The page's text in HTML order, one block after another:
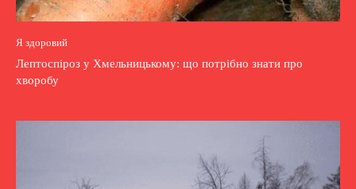
Я здоровий
Лептоспіроз у Хмельницькому: що потрібно знати про
хворобу